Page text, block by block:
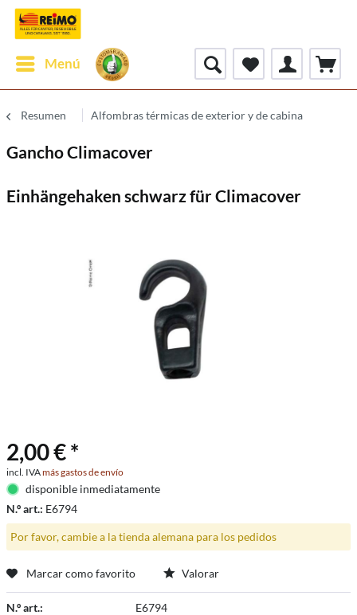
Menú
Resumen Alfombras térmicas de exterior y de cabina
Gancho Climacover
Einhängehaken schwarz für Climacover
2,00 € *
incl. IVAmás gastos de envío
disponible inmediatamente
N.º art.: E6794
Por favor, cambie a la tienda alemana para los pedidos
Marcar como favorito Valorar
N.º art.: E6794